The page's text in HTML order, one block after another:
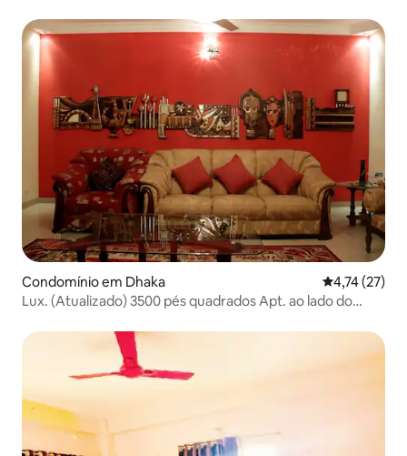
Condomínio em Dhaka Classificação
4,74 (27)
Lux. (Atualizado) 3500 pés quadrados Apt. ao lado do